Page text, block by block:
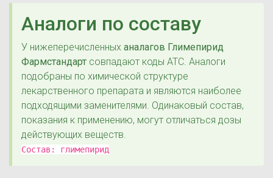
Аналоги по составу
У нижеперечисленных аналагов Глимепирид
Фармстандарт совпадают коды ATC. Аналоги
подобраны по химической структуре
лекарственного препарата и являются наиболее
подходящими заменителями. Одинаковый состав,
показания к применению, могут отличаться дозы
действующих веществ.
Состав: глимепирид